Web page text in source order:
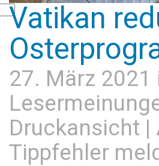
Vatikan
27. März
Druckansicht |
Tippfehler